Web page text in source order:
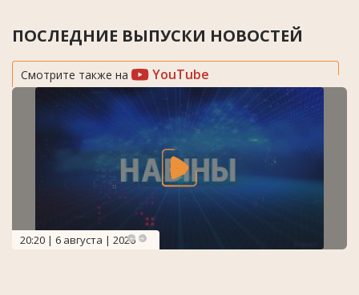
ПОСЛЕДНИЕ ВЫПУСКИ НОВОСТЕЙ
Смотрите также на YouTube
20:20 | 6 августа | 2026